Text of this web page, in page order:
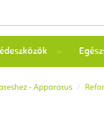
- Apparatus